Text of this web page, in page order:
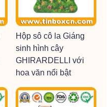
Hộp sô cô la Giáng
sinh hình cây
GHIRARDELLI với
hoa văn nổi bật